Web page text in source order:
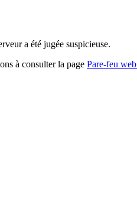
a été jugée suspicieuse.
à consulter la page Pare-feu